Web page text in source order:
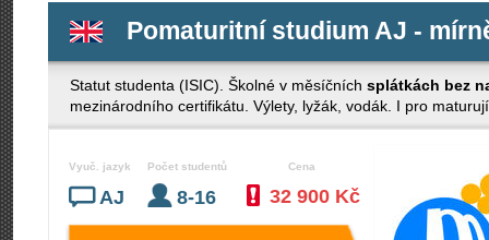
Pomaturitní studium AJ -
Statut studenta (ISIC). Školné v měsíčních splátkách bez
mezinárodního certifikátu. Výlety, lyžák, vodák. I pro
Vyuč. jazyk
AJ
Počet studentů
8-16
Cena
32 900 Kč